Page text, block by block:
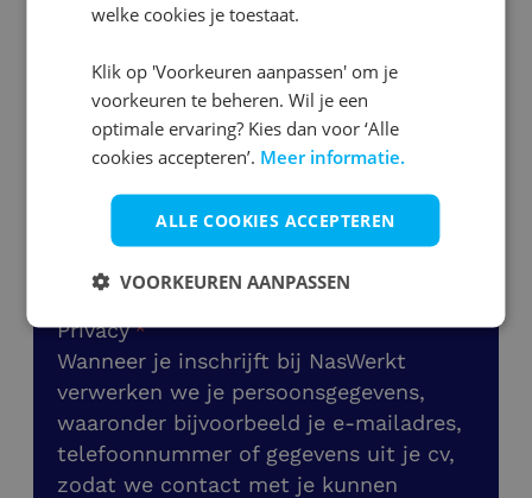
Selecteer
Privacy
Wanneer je inschrijft bij NasWerkt
verwerken we je persoonsgegevens,
waaronder bijvoorbeeld je e-mailadres,
telefoonnummer of gegevens uit je cv,
zodat we contact met je kunnen
welke cookies je toestaat.
Klik op 'Voorkeuren aanpassen' om je
voorkeuren te beheren. Wil je een
optimale ervaring? Kies dan voor ‘Alle
cookies accepteren’. Meer informatie.
ALLE COOKIES ACCEPTEREN
VOORKEUREN AANPASSEN